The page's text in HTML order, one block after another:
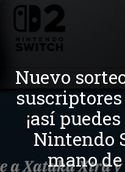
Nuevo
¡así
Nintendo
mano